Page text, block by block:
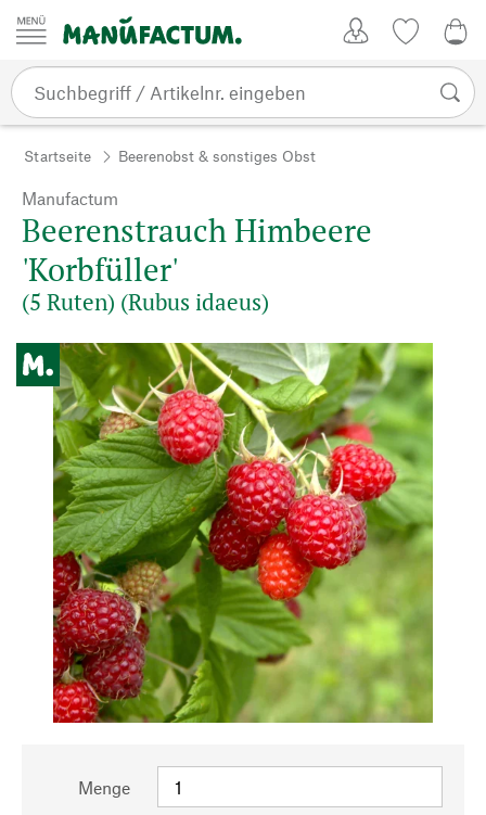
Zum Inhalt springen
Startseite Beerenobst & sonstiges Obst
Manufactum
Beerenstrauch Himbeere
'Korbfüller'
(5 Ruten) (Rubus idaeus)
Menge